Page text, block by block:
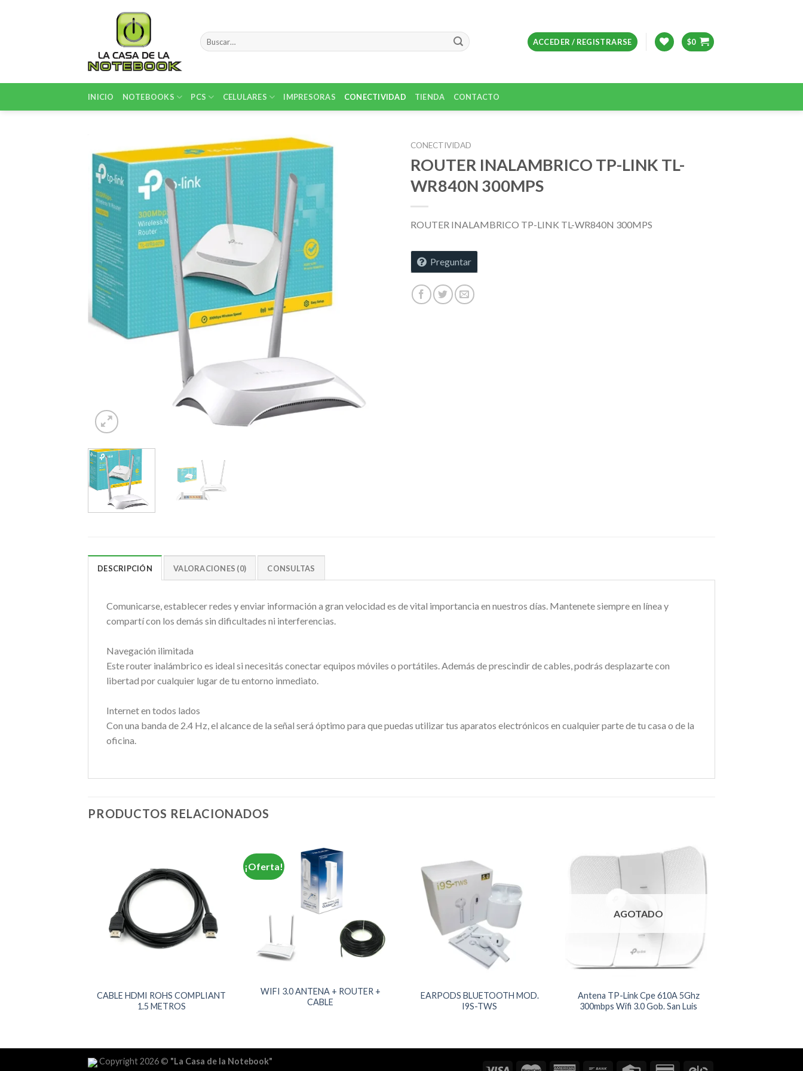
Buscar
por:
ACCEDER / REGISTRARSE $0
INICIO NOTEBOOKS PCS CELULARES IMPRESORAS CONECTIVIDAD TIENDA CONTACTO
CONECTIVIDAD
ROUTER INALAMBRICO TP-LINK TL-
WR840N 300MPS
ROUTER INALAMBRICO TP-LINK TL-WR840N 300MPS
Preguntar
DESCRIPCIÓN VALORACIONES (0) CONSULTAS
Comunicarse, establecer redes y enviar información a gran velocidad es de vital importancia en nuestros días. Mantenete siempre en línea y
compartí con los demás sin dificultades ni interferencias.
Navegación ilimitada
Este router inalámbrico es ideal si necesitás conectar equipos móviles o portátiles. Además de prescindir de cables, podrás desplazarte con
libertad por cualquier lugar de tu entorno inmediato.
Internet en todos lados
Con una banda de 2.4 Hz, el alcance de la señal será óptimo para que puedas utilizar tus aparatos electrónicos en cualquier parte de tu casa o de la
oficina.
PRODUCTOS RELACIONADOS
CABLE HDMI ROHS COMPLIANT
1.5 METROS
¡Oferta!
WIFI 3.0 ANTENA + ROUTER +
CABLE
EARPODS BLUETOOTH MOD.
I9S-TWS
AGOTADO
Antena TP-Link Cpe 610A 5Ghz
300mbps Wifi 3.0 Gob. San Luis
Copyright 2026 © "La Casa de la Notebook"